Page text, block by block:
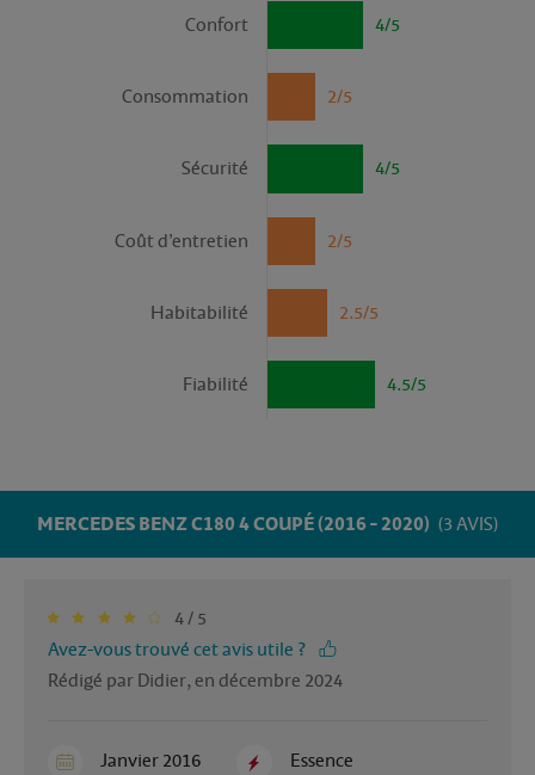
4/5
Confort
2/5
Consommation
4/5
Sécurité
2/5
Coût d’entretien
2.5/5
Habitabilité
4.5/5
Fiabilité
MERCEDES BENZ C180 4 COUPÉ (2016 - 2020) (3 AVIS)
4 / 5
Avez-vous trouvé cet avis utile ?
Rédigé par Didier, en décembre 2024
Janvier 2016 Essence